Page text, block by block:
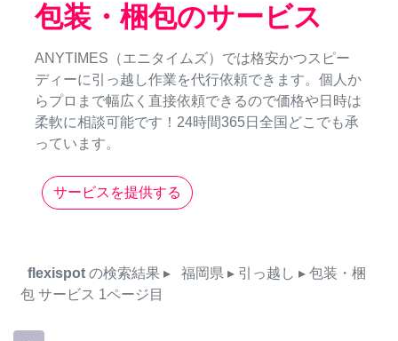
包装・梱包のサービス
ANYTIMES（エニタイムズ）では格安かつスピー
ディーに引っ越し作業を代行依頼できます。個人か
らプロまで幅広く直接依頼できるので価格や日時は
柔軟に相談可能です！24時間365日全国どこでも承
っています。
サービスを提供する
flexispot の検索結果 ▸ 福岡県 ▸ 引っ越し ▸ 包装・梱
包 サービス 1ページ目